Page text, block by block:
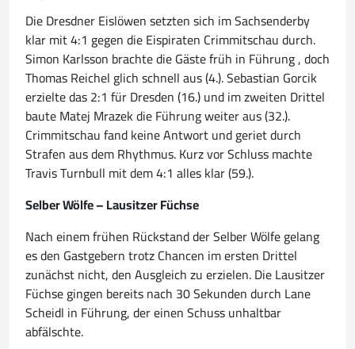
Die Dresdner Eislöwen setzten sich im Sachsenderby
klar mit 4:1 gegen die Eispiraten Crimmitschau durch.
Simon Karlsson brachte die Gäste früh in Führung , doch
Thomas Reichel glich schnell aus (4.). Sebastian Gorcik
erzielte das 2:1 für Dresden (16.) und im zweiten Drittel
baute Matej Mrazek die Führung weiter aus (32.).
Crimmitschau fand keine Antwort und geriet durch
Strafen aus dem Rhythmus. Kurz vor Schluss machte
Travis Turnbull mit dem 4:1 alles klar (59.).
Selber Wölfe – Lausitzer Füchse
Nach einem frühen Rückstand der Selber Wölfe gelang
es den Gastgebern trotz Chancen im ersten Drittel
zunächst nicht, den Ausgleich zu erzielen. Die Lausitzer
Füchse gingen bereits nach 30 Sekunden durch Lane
Scheidl in Führung, der einen Schuss unhaltbar
abfälschte.